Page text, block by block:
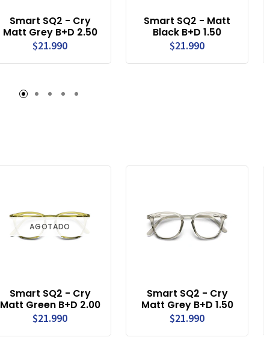
Smart SQ2 - Cry
Matt Grey B+D 2.50
$21.990
Smart SQ2 - Matt
Black B+D 1.50
$21.990
AGOTADO
Smart SQ2 - Cry
Matt Green B+D 2.00
$21.990
Smart SQ2 - Cry
Matt Grey B+D 1.50
$21.990